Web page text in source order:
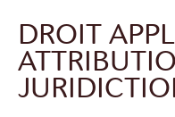
DROIT